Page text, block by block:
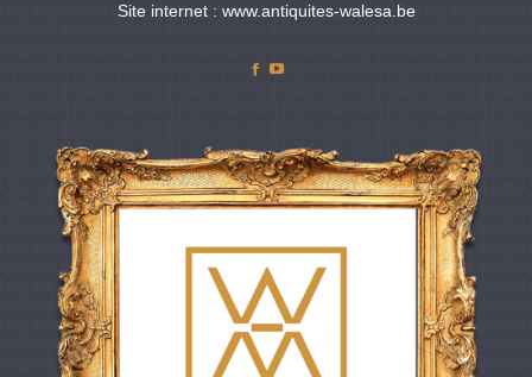
Site internet : www.antiquites-walesa.be
Facebook